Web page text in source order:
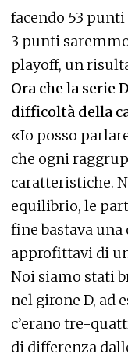
facendo 53
3 punti
playoff, un
Ora che la serie
difficoltà della
«Io posso
che ogni
caratteristiche.
equilibrio, le
fine bastava
approfittavi di
Noi siamo stati
nel girone D, ad
c’erano tre-
di differenza